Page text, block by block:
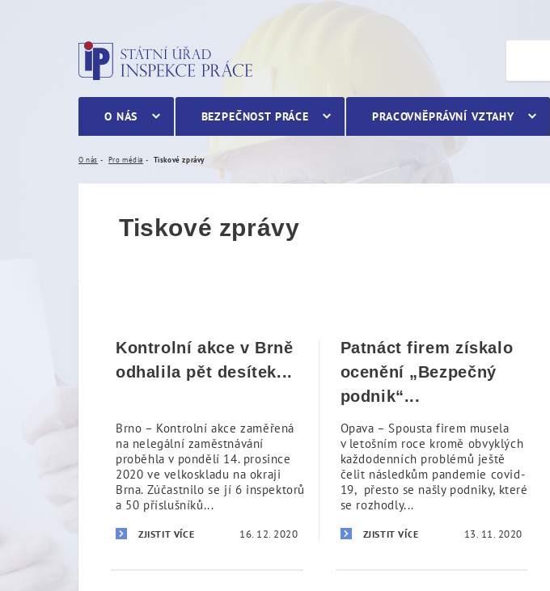
O NÁS BEZPEČNOST PRÁCE PRACOVNĚPRÁVNÍ VZTAHY
O nás Pro média Tiskové zprávy
Tiskové zprávy
Kontrolní akce v Brně
odhalila pět desítek...
Brno – Kontrolní akce zaměřená
na nelegální zaměstnávání
proběhla v pondělí 14. prosince
2020 ve velkoskladu na okraji
Brna. Zúčastnilo se jí 6 inspektorů
a 50 příslušníků...
ZJISTIT VÍCE 16. 12. 2020
Patnáct firem získalo
ocenění „Bezpečný
podnik“...
Opava – Spousta firem musela
v letošním roce kromě obvyklých
každodenních problémů ještě
čelit následkům pandemie covid-
19, přesto se našly podniky, které
se rozhodly...
ZJISTIT VÍCE 13. 11. 2020